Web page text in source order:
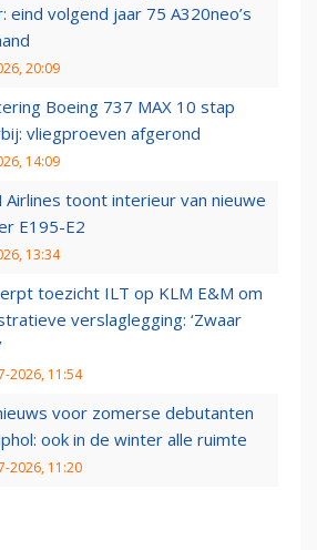
eind volgend jaar 75 A320neo’s
20:09
Boeing 737 MAX 10 stap
vliegproeven afgerond
14:09
Airlines toont interieur van nieuwe
E195-E2
13:34
toezicht ILT op KLM E&M om
verslaglegging: ‘Zwaar
2026, 11:54
voor zomerse debutanten
ook in de winter alle ruimte
2026, 11:20